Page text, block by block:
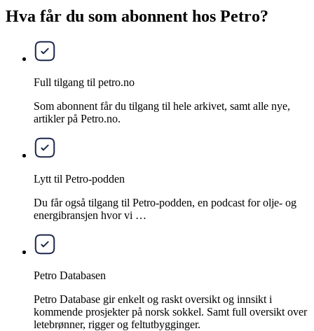
Hva får du som abonnent hos Petro?
Full tilgang til petro.no
Som abonnent får du tilgang til hele arkivet, samt alle nye,
artikler på Petro.no.
Lytt til Petro-podden
Du får også tilgang til Petro-podden, en podcast for olje- og
energibransjen hvor vi …
Petro Databasen
Petro Database gir enkelt og raskt oversikt og innsikt i
kommende prosjekter på norsk sokkel. Samt full oversikt over
letebrønner, rigger og feltutbygginger.